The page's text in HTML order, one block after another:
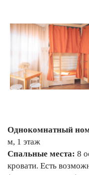
Однокомнатный
м, 1 этаж
Спальные места: 8
кровати. Есть